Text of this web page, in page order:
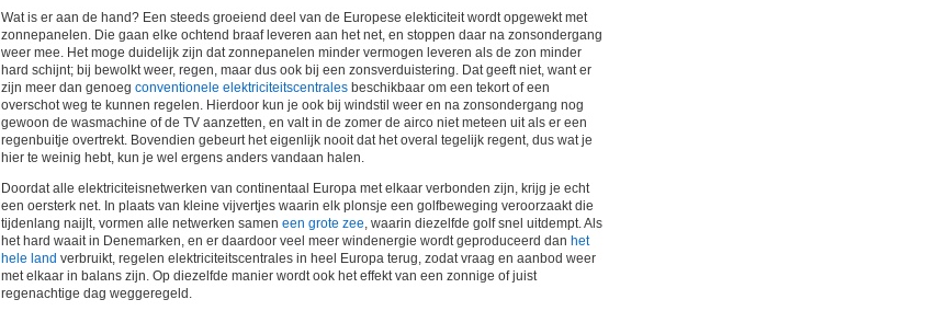
Wat is er aan de hand? Een steeds groeiend deel van de Europese elekticiteit wordt opgewekt met
zonnepanelen. Die gaan elke ochtend braaf leveren aan het net, en stoppen daar na zonsondergang
weer mee. Het moge duidelijk zijn dat zonnepanelen minder vermogen leveren als de zon minder
hard schijnt; bij bewolkt weer, regen, maar dus ook bij een zonsverduistering. Dat geeft niet, want er
zijn meer dan genoeg conventionele elektriciteitscentrales beschikbaar om een tekort of een
overschot weg te kunnen regelen. Hierdoor kun je ook bij windstil weer en na zonsondergang nog
gewoon de wasmachine of de TV aanzetten, en valt in de zomer de airco niet meteen uit als er een
regenbuitje overtrekt. Bovendien gebeurt het eigenlijk nooit dat het overal tegelijk regent, dus wat je
hier te weinig hebt, kun je wel ergens anders vandaan halen.
Doordat alle elektriciteisnetwerken van continentaal Europa met elkaar verbonden zijn, krijg je echt
een oersterk net. In plaats van kleine vijvertjes waarin elk plonsje een golfbeweging veroorzaakt die
tijdenlang naijlt, vormen alle netwerken samen een grote zee, waarin diezelfde golf snel uitdempt. Als
het hard waait in Denemarken, en er daardoor veel meer windenergie wordt geproduceerd dan het
hele land verbruikt, regelen elektriciteitscentrales in heel Europa terug, zodat vraag en aanbod weer
met elkaar in balans zijn. Op diezelfde manier wordt ook het effekt van een zonnige of juist
regenachtige dag weggeregeld.